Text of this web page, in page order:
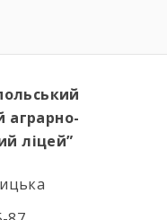
аграрно-
ліцей”